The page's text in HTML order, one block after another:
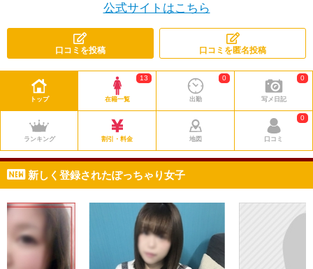
公式サイトはこちら
口コミを投稿 口コミを匿名投稿
トップ 在籍一覧
13
出勤
0
写メ日記
0
ランキング 割引・料金 地図 口コミ
0
新しく登録されたぽっちゃり女子